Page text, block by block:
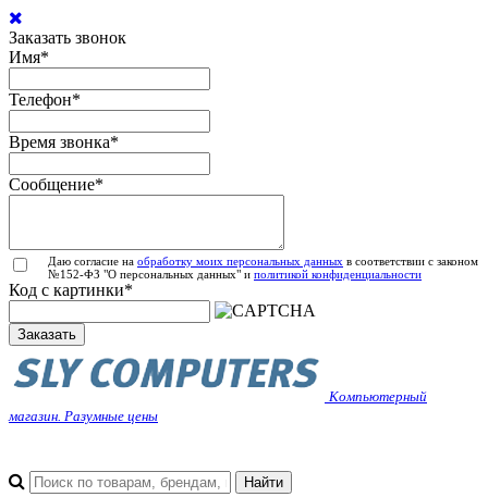
Заказать звонок
Имя*
Телефон*
Время звонка*
Сообщение*
Даю согласие на обработку моих персональных данных в соответствии с законом
№152-ФЗ "О персональных данных" и политикой конфиденциальности
Код с картинки*
Заказать
Компьютерный
магазин. Разумные цены